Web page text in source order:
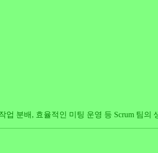
분배, 효율적인 미팅 운영 등 Scrum 팀의